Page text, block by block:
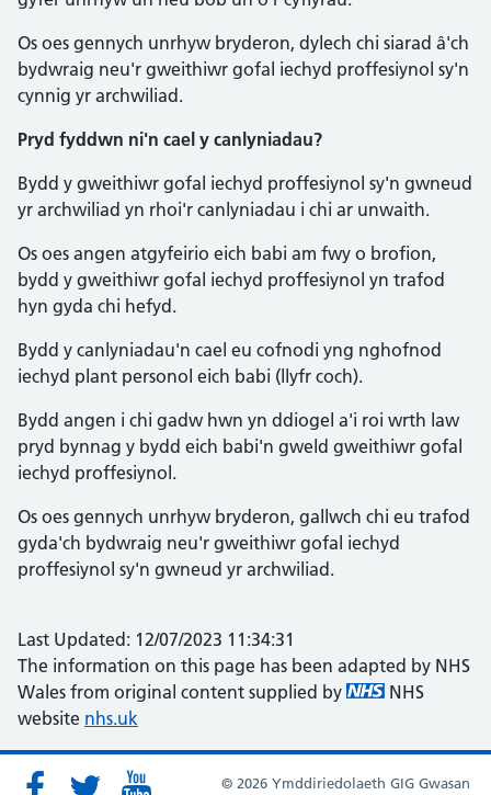
Os oes gennych unrhyw bryderon, dylech chi siarad â'ch
bydwraig neu'r gweithiwr gofal iechyd proffesiynol sy'n
cynnig yr archwiliad.
Pryd fyddwn ni'n cael y canlyniadau?
Bydd y gweithiwr gofal iechyd proffesiynol sy'n gwneud
yr archwiliad yn rhoi'r canlyniadau i chi ar unwaith.
Os oes angen atgyfeirio eich babi am fwy o brofion,
bydd y gweithiwr gofal iechyd proffesiynol yn trafod
hyn gyda chi hefyd.
Bydd y canlyniadau'n cael eu cofnodi yng nghofnod
iechyd plant personol eich babi (llyfr coch).
Bydd angen i chi gadw hwn yn ddiogel a'i roi wrth law
pryd bynnag y bydd eich babi'n gweld gweithiwr gofal
iechyd proffesiynol.
Os oes gennych unrhyw bryderon, gallwch chi eu trafod
gyda'ch bydwraig neu'r gweithiwr gofal iechyd
proffesiynol sy'n gwneud yr archwiliad.
Last Updated: 12/07/2023 11:34:31
The information on this page has been adapted by NHS
Wales from original content supplied by
NHS
website nhs.uk
© 2026 Ymddiriedolaeth GIG Gwasan